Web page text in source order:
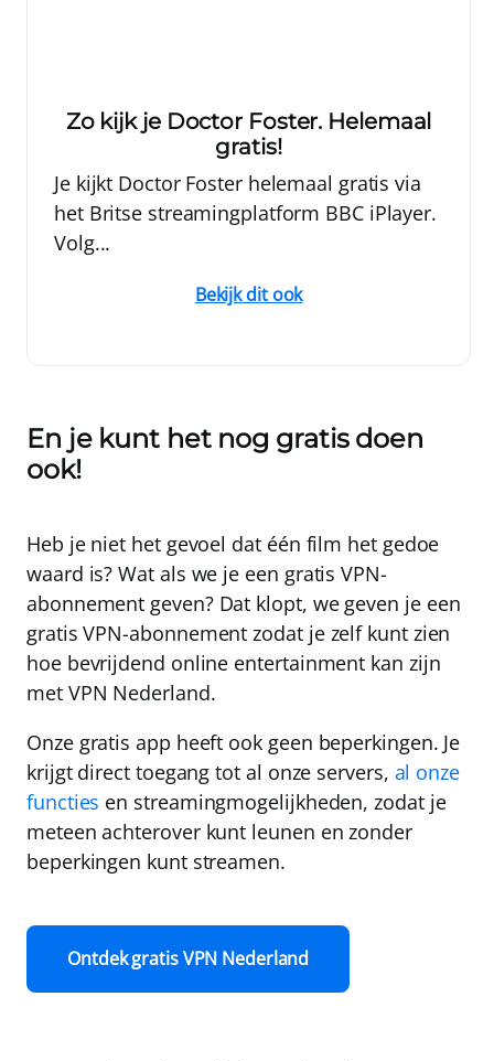
Zo kijk je Doctor Foster. Helemaal
gratis!
Je kijkt Doctor Foster helemaal gratis via
het Britse streamingplatform BBC iPlayer.
Volg...
Bekijk dit ook
En je kunt het nog gratis doen
ook!
Heb je niet het gevoel dat één film het gedoe
waard is? Wat als we je een gratis VPN-
abonnement geven? Dat klopt, we geven je een
gratis VPN-abonnement zodat je zelf kunt zien
hoe bevrijdend online entertainment kan zijn
met VPN Nederland.
Onze gratis app heeft ook geen beperkingen. Je
krijgt direct toegang tot al onze servers, al onze
functies en streamingmogelijkheden, zodat je
meteen achterover kunt leunen en zonder
beperkingen kunt streamen.
Ontdek gratis VPN Nederland